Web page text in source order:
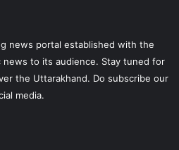
news portal established with the
to its audience. Stay tuned for
the Uttarakhand. Do subscribe our
media.